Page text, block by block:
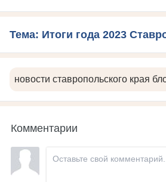
Тема: Итоги года 2023
новости ставропольского края
Комментарии